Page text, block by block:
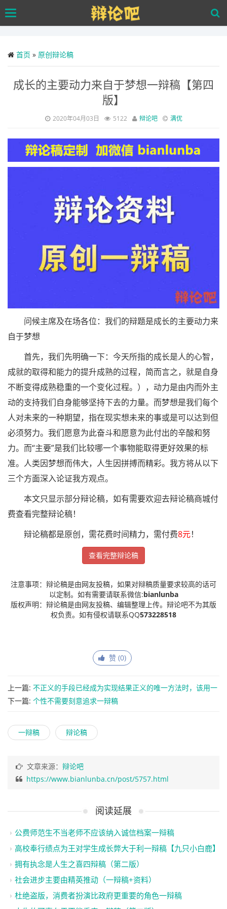
to
main
Toggle
首页 » 原创辩论稿
成长的主要动力来自于梦想一辩稿【第四
版】
2020年04月03日 5122 辩论吧 满优
问候主席及在场各位：我们的辩题是成长的主要动力来
自于梦想
首先，我们先明确一下：今天所指的成长是人的心智，
成就的取得和能力的提升成熟的过程，简而言之，就是自身
不断变得成熟稳重的一个变化过程。），动力是由内而外主
动的支持我们自身能够坚持下去的力量。而梦想是我们每个
人对未来的一种期望，指在现实想未来的事或是可以达到但
必须努力。我们愿意为此奋斗和愿意为此付出的辛酸和努
力。而“主要”是我们比较哪一个事物能取得更好效果的标
准。人类因梦想而伟大，人生因拼搏而精彩。我方将从以下
三个方面深入论证我方观点。
本文只显示部分辩论稿，如有需要欢迎去辩论稿商城付
费查看完整辩论稿！
辩论稿都是原创，需花费时间精力，需付费8元！
查看完整辩论稿
注意事项：辩论稿是由网友投稿，如果对辩稿质量要求较高的话可
以定制。如有需要请联系微信:bianlunba
版权声明：辩论稿是由网友投稿、编辑整理上传。辩论吧不为其版
权负责。如有侵权请联系QQ573228518
赞 (0)
上一篇: 不正义的手段已经成为实现结果正义的唯一方法时，该用一
辩稿【第三版】
下一篇: 个性不需要刻意追求一辩稿
一辩稿 辩论稿
文章来源： 辩论吧
https://www.bianlunba.cn/post/5757.html
阅读延展
公费师范生不当老师不应该纳入诚信档案一辩稿
高校奉行绩点为王对学生成长弊大于利一辩稿【九只小白鹿】
拥有执念是人生之喜四辩稿（第二版）
社会进步主要由精英推动（一辩稿+资料）
杜绝盗版，消费者扮演比政府更重要的角色一辩稿